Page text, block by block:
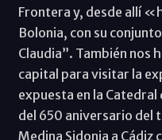
Frontera y, desde allí
Bolonia, con su
Claudia”. También nos
capital para visitar la
expuesta en la
del 650 aniversario del
Medina Sidonia a Cádiz